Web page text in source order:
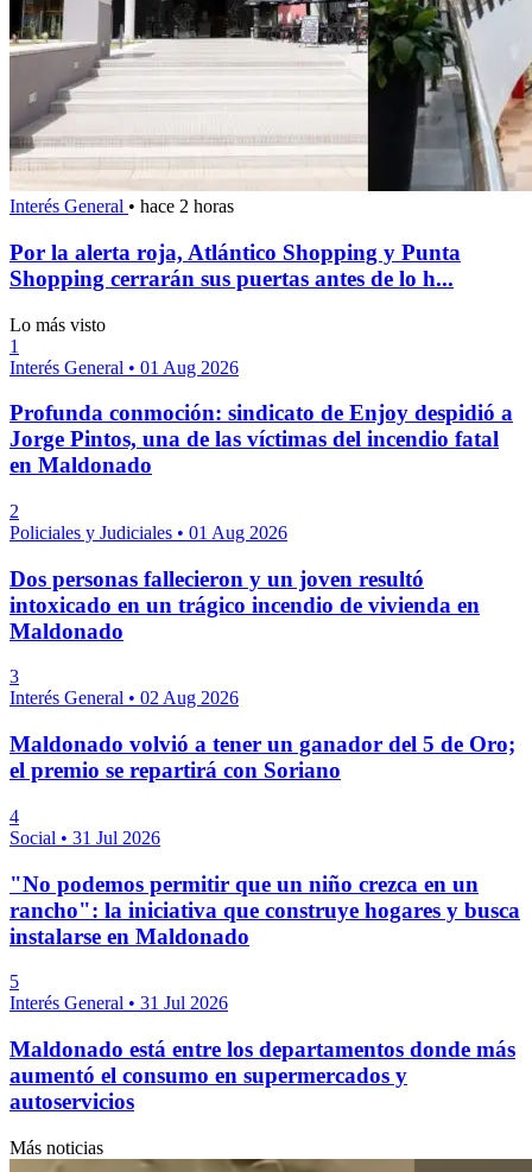
Interés General • hace 2 horas
Por la alerta roja, Atlántico Shopping y Punta
Shopping cerrarán sus puertas antes de lo h...
Lo más visto
1
Interés General • 01 Aug 2026
Profunda conmoción: sindicato de Enjoy despidió a
Jorge Pintos, una de las víctimas del incendio fatal
en Maldonado
2
Policiales y Judiciales • 01 Aug 2026
Dos personas fallecieron y un joven resultó
intoxicado en un trágico incendio de vivienda en
Maldonado
3
Interés General • 02 Aug 2026
Maldonado volvió a tener un ganador del 5 de Oro;
el premio se repartirá con Soriano
4
Social • 31 Jul 2026
"No podemos permitir que un niño crezca en un
rancho": la iniciativa que construye hogares y busca
instalarse en Maldonado
5
Interés General • 31 Jul 2026
Maldonado está entre los departamentos donde más
aumentó el consumo en supermercados y
autoservicios
Más noticias